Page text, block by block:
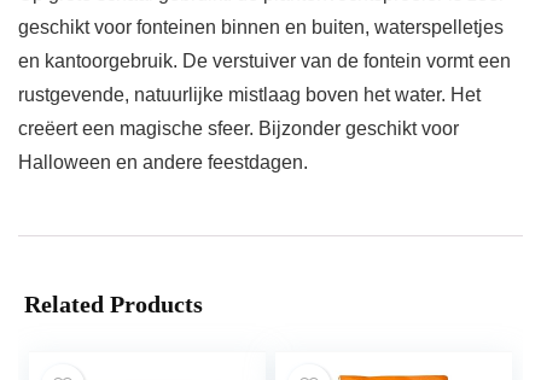
geschikt voor fonteinen binnen en buiten, waterspelletjes
en kantoorgebruik. De verstuiver van de fontein vormt een
rustgevende, natuurlijke mistlaag boven het water. Het
creëert een magische sfeer. Bijzonder geschikt voor
Halloween en andere feestdagen.
Related Products